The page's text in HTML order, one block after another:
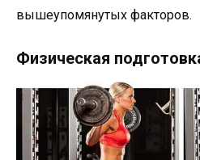
вышеупомянутых факторов.
Физическая